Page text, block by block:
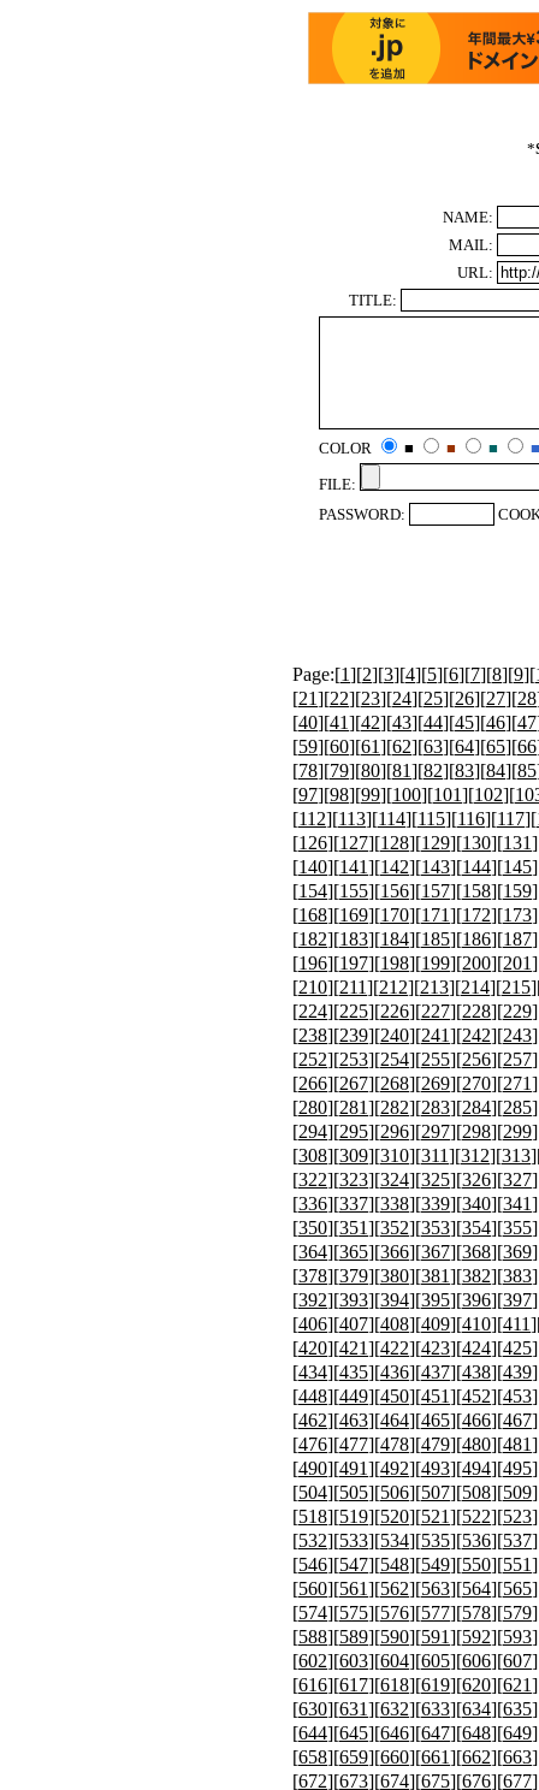
*
NAME:
MAIL:
URL:
TITLE:
COLOR ■ ■ ■
■
FILE:
PASSWORD:
Page:[1][2][3][4][5][6][7][8][9][
[21][22][23][24][25][26][27][28
[40][41][42][43][44][45][46][47
[59][60][61][62][63][64][65][66
[78][79][80][81][82][83][84][85
[97][98][99][100][101][102][
[112][113][114][115][116][117][
[126][127][128][129][130][131
[140][141][142][143][144][145
[154][155][156][157][158][159
[168][169][170][171][172][173
[182][183][184][185][186][187
[196][197][198][199][200][201
[210][211][212][213][214][215
[224][225][226][227][228][229
[238][239][240][241][242][243
[252][253][254][255][256][257
[266][267][268][269][270][271
[280][281][282][283][284][285
[294][295][296][297][298][299
[308][309][310][311][312][313
[322][323][324][325][326][327
[336][337][338][339][340][341
[350][351][352][353][354][355
[364][365][366][367][368][369
[378][379][380][381][382][383
[392][393][394][395][396][397
[406][407][408][409][410][411
[420][421][422][423][424][425
[434][435][436][437][438][439
[448][449][450][451][452][453
[462][463][464][465][466][467
[476][477][478][479][480][481
[490][491][492][493][494][495
[504][505][506][507][508][509
[518][519][520][521][522][523
[532][533][534][535][536][537
[546][547][548][549][550][551
[560][561][562][563][564][565
[574][575][576][577][578][579
[588][589][590][591][592][593
[602][603][604][605][606][607
[616][617][618][619][620][621
[630][631][632][633][634][635
[644][645][646][647][648][649
[658][659][660][661][662][663
[672][673][674][675][676][677